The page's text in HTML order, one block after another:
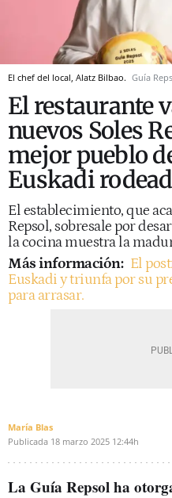
El chef del local, Alatz Bilbao. Guía
El restaurante
nuevos Soles
mejor pueblo
Euskadi
El establecimiento, que
Repsol, sobresale por
la cocina muestra la
Más información: El
Euskadi y triunfa por su
para arrasar.
María Blas
Publicada 18 marzo 2025 12:44h
La Guía Repsol ha